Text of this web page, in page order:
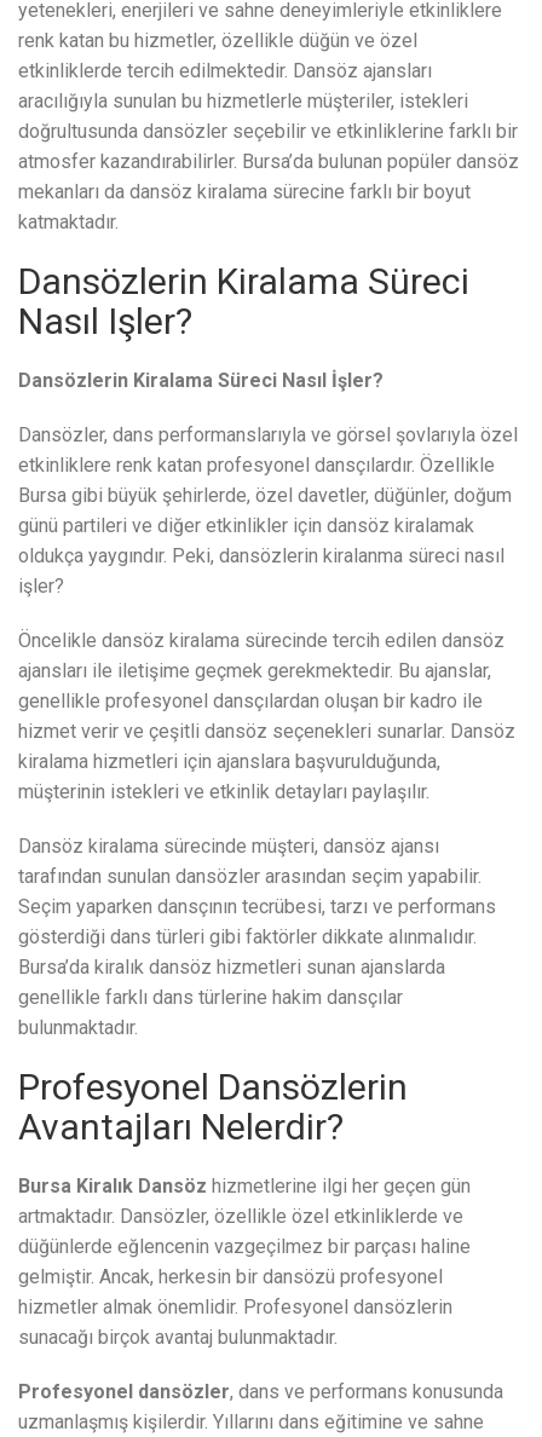
yetenekleri, enerjileri ve sahne deneyimleriyle etkinliklere
renk katan bu hizmetler, özellikle düğün ve özel
etkinliklerde tercih edilmektedir. Dansöz ajansları
aracılığıyla sunulan bu hizmetlerle müşteriler, istekleri
doğrultusunda dansözler seçebilir ve etkinliklerine farklı bir
atmosfer kazandırabilirler. Bursa’da bulunan popüler dansöz
mekanları da dansöz kiralama sürecine farklı bir boyut
katmaktadır.
Dansözlerin Kiralama Süreci
Nasıl Işler?
Dansözlerin Kiralama Süreci Nasıl İşler?
Dansözler, dans performanslarıyla ve görsel şovlarıyla özel
etkinliklere renk katan profesyonel dansçılardır. Özellikle
Bursa gibi büyük şehirlerde, özel davetler, düğünler, doğum
günü partileri ve diğer etkinlikler için dansöz kiralamak
oldukça yaygındır. Peki, dansözlerin kiralanma süreci nasıl
işler?
Öncelikle dansöz kiralama sürecinde tercih edilen dansöz
ajansları ile iletişime geçmek gerekmektedir. Bu ajanslar,
genellikle profesyonel dansçılardan oluşan bir kadro ile
hizmet verir ve çeşitli dansöz seçenekleri sunarlar. Dansöz
kiralama hizmetleri için ajanslara başvurulduğunda,
müşterinin istekleri ve etkinlik detayları paylaşılır.
Dansöz kiralama sürecinde müşteri, dansöz ajansı
tarafından sunulan dansözler arasından seçim yapabilir.
Seçim yaparken dansçının tecrübesi, tarzı ve performans
gösterdiği dans türleri gibi faktörler dikkate alınmalıdır.
Bursa’da kiralık dansöz hizmetleri sunan ajanslarda
genellikle farklı dans türlerine hakim dansçılar
bulunmaktadır.
Profesyonel Dansözlerin
Avantajları Nelerdir?
Bursa Kiralık Dansöz hizmetlerine ilgi her geçen gün
artmaktadır. Dansözler, özellikle özel etkinliklerde ve
düğünlerde eğlencenin vazgeçilmez bir parçası haline
gelmiştir. Ancak, herkesin bir dansözü profesyonel
hizmetler almak önemlidir. Profesyonel dansözlerin
sunacağı birçok avantaj bulunmaktadır.
Profesyonel dansözler, dans ve performans konusunda
uzmanlaşmış kişilerdir. Yıllarını dans eğitimine ve sahne